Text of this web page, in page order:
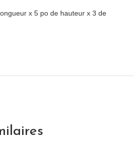
x 5 po de hauteur x 3 de